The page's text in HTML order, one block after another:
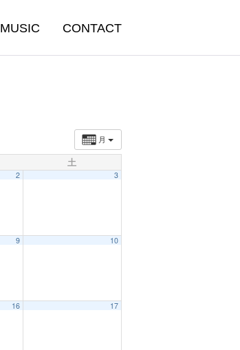
MUSIC CONTACT
月
土
2 3
9 10
16 17